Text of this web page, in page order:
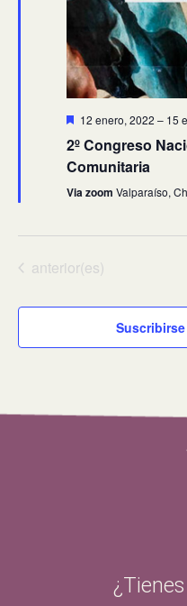
Destacado
12 enero, 2022 – 15
2º Congreso
Comunitaria
Via zoom Valparaíso,
Eventos
anterior(es)